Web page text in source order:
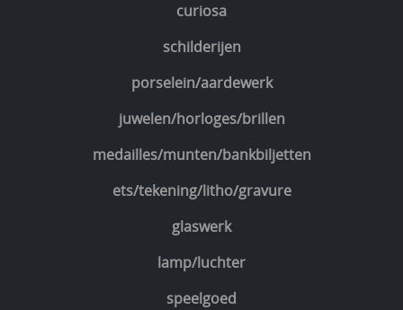
curiosa
schilderijen
porselein/aardewerk
juwelen/horloges/brillen
medailles/munten/bankbiljetten
ets/tekening/litho/gravure
glaswerk
lamp/luchter
speelgoed